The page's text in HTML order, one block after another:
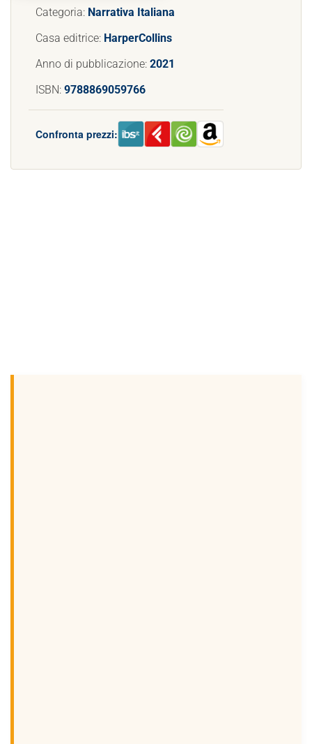
Categoria: Narrativa Italiana
Casa editrice: HarperCollins
Anno di pubblicazione: 2021
ISBN: 9788869059766
Confronta prezzi: